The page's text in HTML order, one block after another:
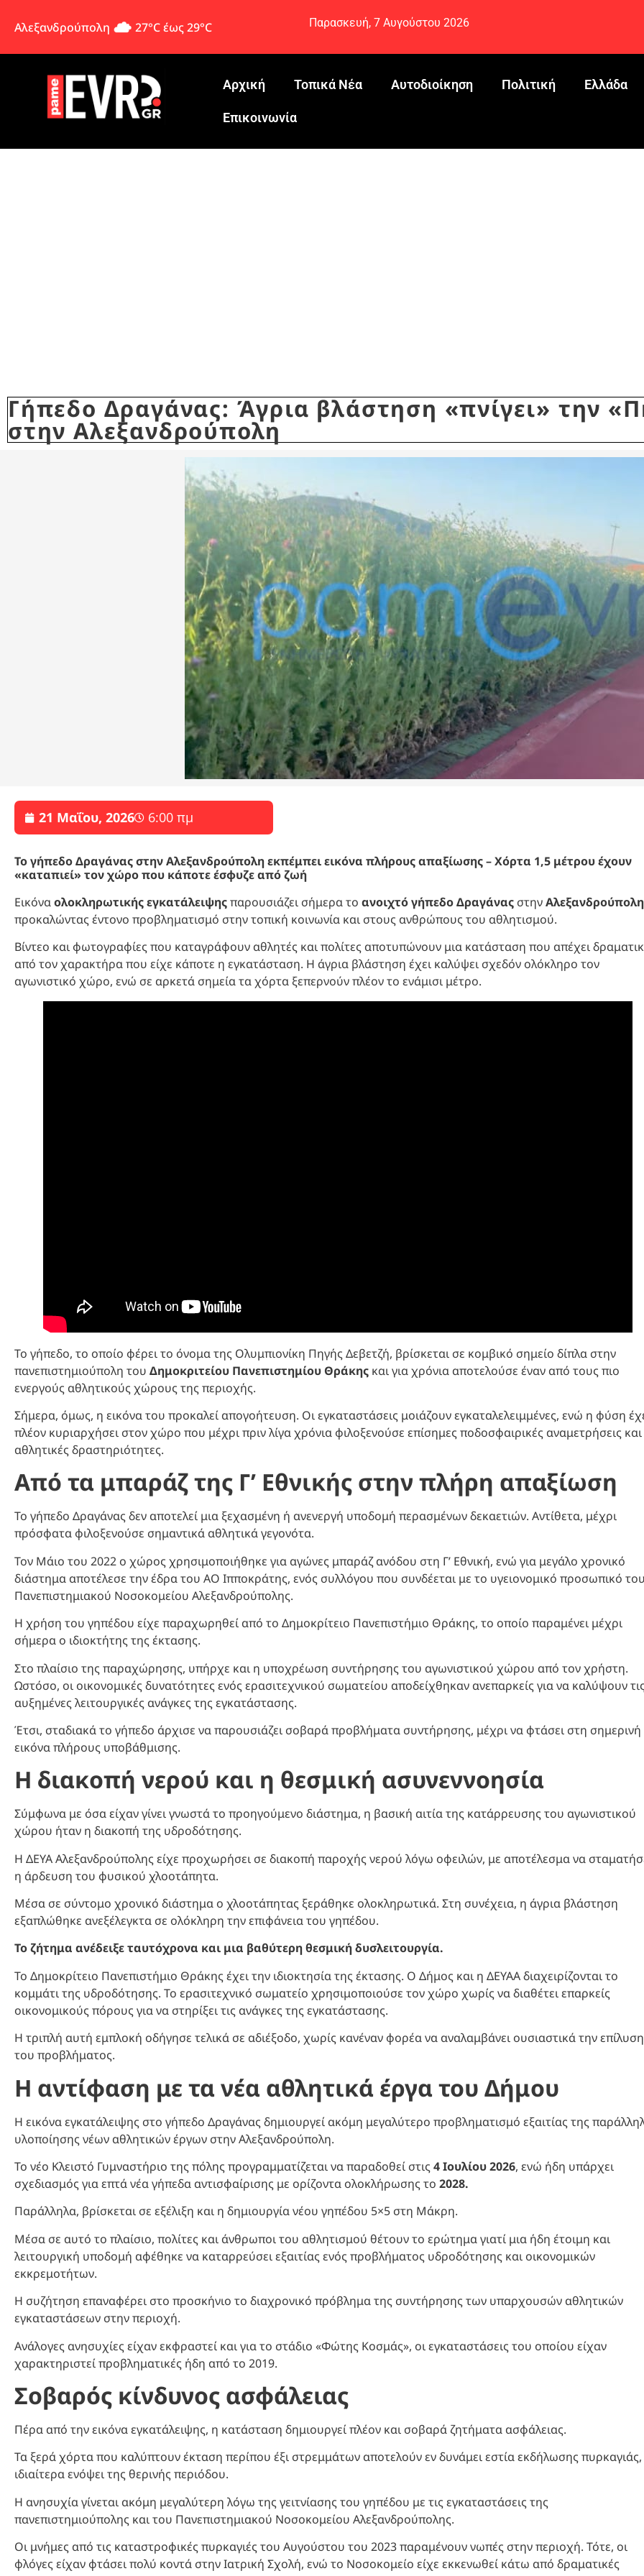
Αλεξανδρούπολη 27°C έως 29°C Παρασκευή, 7 Αυγούστου 2026
Αρχική Τοπικά Νέα Αυτοδιοίκηση Πολιτική Ελλάδα
Eπικοινωνία
Γήπεδο Δραγάνας: Άγρια βλάστηση «πνίγει» την
στην Αλεξανδρούπολη
21 Μαΐου, 2026 6:00 πμ
Το γήπεδο Δραγάνας στην Αλεξανδρούπολη εκπέμπει εικόνα πλήρους απαξίωσης – Χόρτα 1,5 μέτρου έχουν
«καταπιεί» τον χώρο που κάποτε έσφυζε από ζωή
Εικόναολοκληρωτικής εγκατάλειψηςπαρουσιάζει σήμερα το ανοιχτό γήπεδο Δραγάνας στηνΑλεξανδρούπολη
προκαλώντας έντονο προβληματισμό στην τοπική κοινωνία και στους ανθρώπους του αθλητισμού.
Βίντεο και φωτογραφίες που καταγράφουν αθλητές και πολίτες αποτυπώνουν μια κατάσταση που απέχει
από τον χαρακτήρα που είχε κάποτε η εγκατάσταση. Η άγρια βλάστηση έχει καλύψει σχεδόν ολόκληρο τον
αγωνιστικό χώρο, ενώ σε αρκετά σημεία τα χόρτα ξεπερνούν πλέον το ενάμισι μέτρο.
Το γήπεδο, το οποίο φέρει το όνομα της Ολυμπιονίκη Πηγής Δεβετζή, βρίσκεται σε κομβικό σημείο δίπλα στην
πανεπιστημιούπολη του Δημοκριτείου Πανεπιστημίου Θράκης και για χρόνια αποτελούσε έναν από τους πιο
ενεργούς αθλητικούς χώρους της περιοχής.
Σήμερα, όμως, η εικόνα του προκαλεί απογοήτευση. Οι εγκαταστάσεις μοιάζουν εγκαταλελειμμένες, ενώ η φύση
πλέον κυριαρχήσει στον χώρο που μέχρι πριν λίγα χρόνια φιλοξενούσε επίσημες ποδοσφαιρικές αναμετρήσεις και
αθλητικές δραστηριότητες.
Από τα μπαράζ της Γ’ Εθνικής στην πλήρη απαξίωση
Το γήπεδο Δραγάνας δεν αποτελεί μια ξεχασμένη ή ανενεργή υποδομή περασμένων δεκαετιών. Αντίθετα, μέχρι
πρόσφατα φιλοξενούσε σημαντικά αθλητικά γεγονότα.
Τον Μάιο του 2022 ο χώρος χρησιμοποιήθηκε για αγώνες μπαράζ ανόδου στη Γ’ Εθνική, ενώ για μεγάλο χρονικό
διάστημα αποτέλεσε την έδρα του ΑΟ Ιπποκράτης, ενός συλλόγου που συνδέεται με το υγειονομικό προσωπικό
Πανεπιστημιακού Νοσοκομείου Αλεξανδρούπολης.
Η χρήση του γηπέδου είχε παραχωρηθεί από το Δημοκρίτειο Πανεπιστήμιο Θράκης, το οποίο παραμένει μέχρι
σήμερα ο ιδιοκτήτης της έκτασης.
Στο πλαίσιο της παραχώρησης, υπήρχε και η υποχρέωση συντήρησης του αγωνιστικού χώρου από τον χρήστη.
Ωστόσο, οι οικονομικές δυνατότητες ενός ερασιτεχνικού σωματείου αποδείχθηκαν ανεπαρκείς για να καλύψουν
αυξημένες λειτουργικές ανάγκες της εγκατάστασης.
Έτσι, σταδιακά το γήπεδο άρχισε να παρουσιάζει σοβαρά προβλήματα συντήρησης, μέχρι να φτάσει στη σημερινή
εικόνα πλήρους υποβάθμισης.
Η διακοπή νερού και η θεσμική ασυνεννοησία
Σύμφωνα με όσα είχαν γίνει γνωστά το προηγούμενο διάστημα, η βασική αιτία της κατάρρευσης του αγωνιστικού
χώρου ήταν η διακοπή της υδροδότησης.
Η ΔΕΥΑ Αλεξανδρούπολης είχε προχωρήσει σε διακοπή παροχής νερού λόγω οφειλών, με αποτέλεσμα να
η άρδευση του φυσικού χλοοτάπητα.
Μέσα σε σύντομο χρονικό διάστημα ο χλοοτάπητας ξεράθηκε ολοκληρωτικά. Στη συνέχεια, η άγρια βλάστηση
εξαπλώθηκε ανεξέλεγκτα σε ολόκληρη την επιφάνεια του γηπέδου.
Το ζήτημα ανέδειξε ταυτόχρονα και μια βαθύτερη θεσμική δυσλειτουργία.
Το Δημοκρίτειο Πανεπιστήμιο Θράκης έχει την ιδιοκτησία της έκτασης. Ο Δήμος και η ΔΕΥΑΑ διαχειρίζονται το
κομμάτι της υδροδότησης. Το ερασιτεχνικό σωματείο χρησιμοποιούσε τον χώρο χωρίς να διαθέτει επαρκείς
οικονομικούς πόρους για να στηρίξει τις ανάγκες της εγκατάστασης.
Η τριπλή αυτή εμπλοκή οδήγησε τελικά σε αδιέξοδο, χωρίς κανέναν φορέα να αναλαμβάνει ουσιαστικά την επίλυση
του προβλήματος.
Η αντίφαση με τα νέα αθλητικά έργα του Δήμου
Η εικόνα εγκατάλειψης στο γήπεδο Δραγάνας δημιουργεί ακόμη μεγαλύτερο προβληματισμό εξαιτίας της
υλοποίησης νέων αθλητικών έργων στην Αλεξανδρούπολη.
Το νέο Κλειστό Γυμναστήριο της πόλης προγραμματίζεται να παραδοθεί στις 4 Ιουλίου 2026, ενώ ήδη υπάρχει
σχεδιασμός για επτά νέα γήπεδα αντισφαίρισης με ορίζοντα ολοκλήρωσης το 2028.
Παράλληλα, βρίσκεται σε εξέλιξη και η δημιουργία νέου γηπέδου 5×5 στη Μάκρη.
Μέσα σε αυτό το πλαίσιο, πολίτες και άνθρωποι του αθλητισμού θέτουν το ερώτημα γιατί μια ήδη έτοιμη και
λειτουργική υποδομή αφέθηκε να καταρρεύσει εξαιτίας ενός προβλήματος υδροδότησης και οικονομικών
εκκρεμοτήτων.
Η συζήτηση επαναφέρει στο προσκήνιο το διαχρονικό πρόβλημα της συντήρησης των υπαρχουσών αθλητικών
εγκαταστάσεων στην περιοχή.
Ανάλογες ανησυχίες είχαν εκφραστεί και για το στάδιο «Φώτης Κοσμάς», οι εγκαταστάσεις του οποίου είχαν
χαρακτηριστεί προβληματικές ήδη από το 2019.
Σοβαρός κίνδυνος ασφάλειας
Πέρα από την εικόνα εγκατάλειψης, η κατάσταση δημιουργεί πλέον και σοβαρά ζητήματα ασφάλειας.
Τα ξερά χόρτα που καλύπτουν έκταση περίπου έξι στρεμμάτων αποτελούν εν δυνάμει εστία εκδήλωσης πυρκαγιάς,
ιδιαίτερα ενόψει της θερινής περιόδου.
Η ανησυχία γίνεται ακόμη μεγαλύτερη λόγω της γειτνίασης του γηπέδου με τις εγκαταστάσεις της
πανεπιστημιούπολης και του Πανεπιστημιακού Νοσοκομείου Αλεξανδρούπολης.
Οι μνήμες από τις καταστροφικές πυρκαγιές του Αυγούστου του 2023 παραμένουν νωπές στην περιοχή. Τότε, οι
φλόγες είχαν φτάσει πολύ κοντά στην Ιατρική Σχολή, ενώ το Νοσοκομείο είχε εκκενωθεί κάτω από δραματικές